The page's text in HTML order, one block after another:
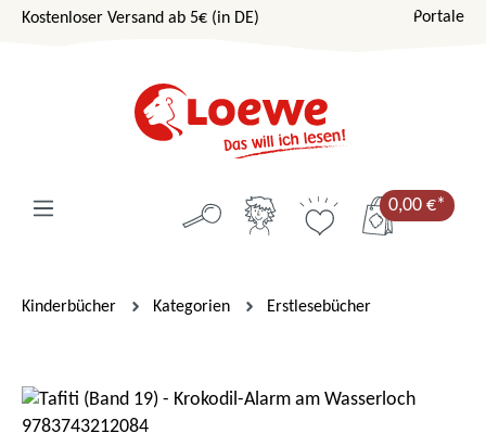
Zum Hauptinhalt springen
Kostenloser Versand ab 5€ (in DE) Portale
0,00 €*
Kinderbücher Kategorien Erstlesebücher
Bildergalerie überspringen